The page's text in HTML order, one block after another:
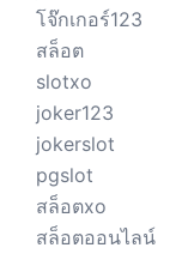
โจ๊กเกอร์123
สล็อต
slotxo
joker123
jokerslot
pgslot
สล็อตxo
สล็อตออนไลน์